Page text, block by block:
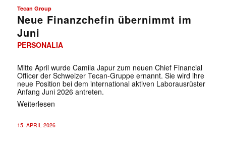
Tecan Group
Neue Finanzchefin übernimmt im
Juni
PERSONALIA
Mitte April wurde Camila Japur zum neuen Chief Financial
Officer der Schweizer Tecan-Gruppe ernannt. Sie wird ihre
neue Position bei dem international aktiven Laborausrüster
Anfang Juni 2026 antreten.
Weiterlesen
15. APRIL 2026